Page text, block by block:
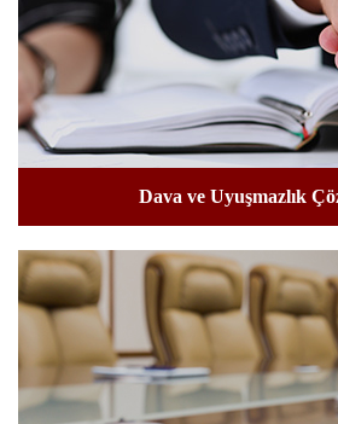
Dava ve Uyuşmazlık